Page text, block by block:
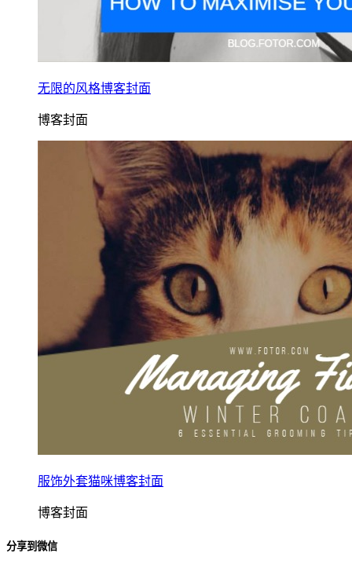
无限的风格博客封面
博客封面
服饰外套猫咪博客封面
博客封面
分享到微信